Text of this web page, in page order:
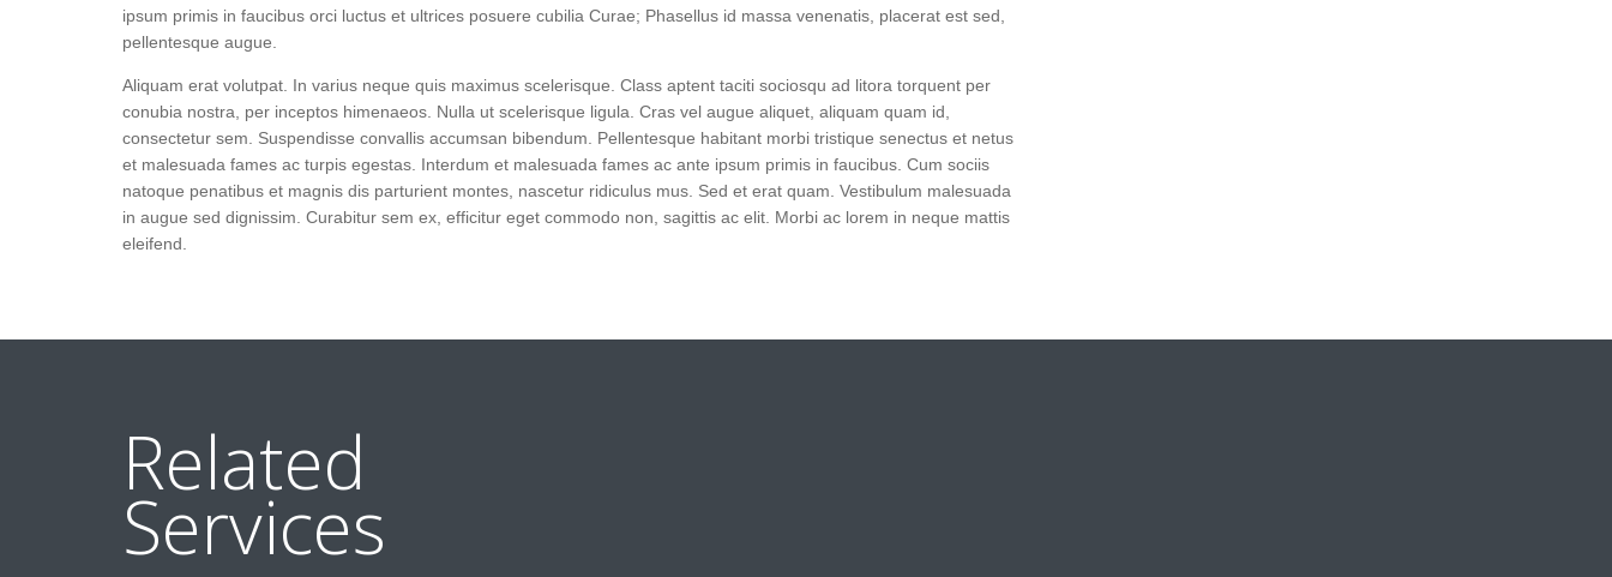
ipsum primis in faucibus orci luctus et ultrices posuere cubilia Curae; Phasellus id massa venenatis, placerat est sed,
pellentesque augue.
Aliquam erat volutpat. In varius neque quis maximus scelerisque. Class aptent taciti sociosqu ad litora torquent per
conubia nostra, per inceptos himenaeos. Nulla ut scelerisque ligula. Cras vel augue aliquet, aliquam quam id,
consectetur sem. Suspendisse convallis accumsan bibendum. Pellentesque habitant morbi tristique senectus et netus
et malesuada fames ac turpis egestas. Interdum et malesuada fames ac ante ipsum primis in faucibus. Cum sociis
natoque penatibus et magnis dis parturient montes, nascetur ridiculus mus. Sed et erat quam. Vestibulum malesuada
in augue sed dignissim. Curabitur sem ex, efficitur eget commodo non, sagittis ac elit. Morbi ac lorem in neque mattis
eleifend.
Related
Services